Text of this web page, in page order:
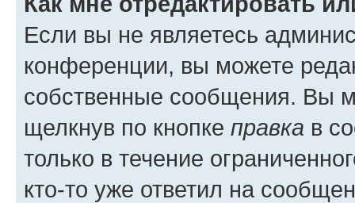
Если вы не являетесь
конференции, вы можете
собственные сообщения. Вы
щелкнув по кнопке правка в
только в течение
кто-то уже ответил на